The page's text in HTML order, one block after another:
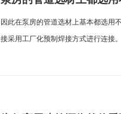
因此在泵房的管道选材上基本都选用
接采用工厂化预制焊接方式进行连接。